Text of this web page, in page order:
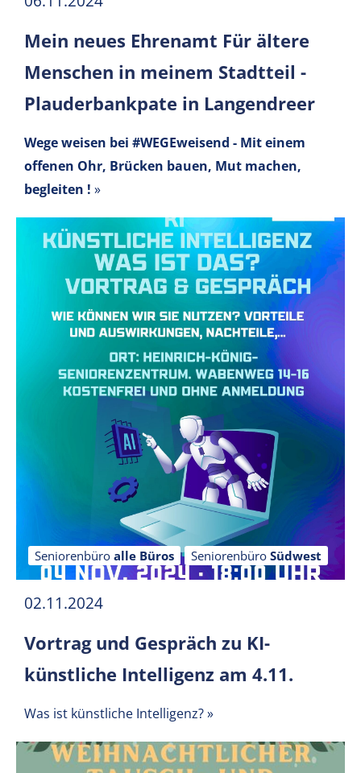
Mein neues Ehrenamt Für ältere
Menschen in meinem Stadtteil -
Plauderbankpate in Langendreer
Wege weisen bei #WEGEweisend - Mit einem
offenen Ohr, Brücken bauen, Mut machen,
begleiten ! »
Seniorenbüro alle Büros Seniorenbüro Südwest
02.11.2024
Vortrag und Gespräch zu KI-
künstliche Intelligenz am 4.11.
Was ist künstliche Intelligenz?»